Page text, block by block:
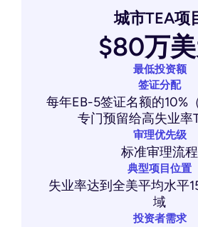
城市TEA项
$80万
最低投资额
签证分配
每年EB-5签证名额的10%
专门预留给高失业率
审理优先级
标准审理流程
典型项目位置
失业率达到全美平均水平
域
投资者需求